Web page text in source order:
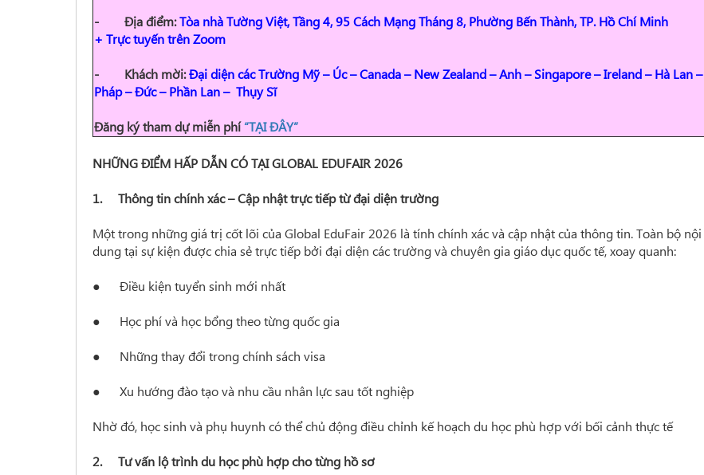
- Địa điểm:Tòa nhà Tường Việt, Tầng 4, 95 Cách Mạng Tháng 8, Phường Bến Thành, TP. Hồ Chí Minh
+Trực tuyến trên Zoom
- Khách mời:Đại diện các Trường Mỹ – Úc – Canada – New Zealand – Anh – Singapore – Ireland – Hà Lan –
Pháp – Đức – Phần Lan – Thụy Sĩ
Đăng ký tham dự miễn phí“TẠI ĐÂY”
NHỮNG ĐIỂM HẤP DẪN CÓ TẠI GLOBAL EDUFAIR 2026
1. Thông tin chính xác – Cập nhật trực tiếp từ đại diện trường
Một trong những giá trị cốt lõi của Global EduFair 2026 là tính chính xác và cập nhật của thông tin. Toàn bộ nội
dung tại sự kiện được chia sẻ trực tiếp bởi đại diện các trường và chuyên gia giáo dục quốc tế, xoay quanh:
● Điều kiện tuyển sinh mới nhất
● Học phí và học bổng theo từng quốc gia
● Những thay đổi trong chính sách visa
● Xu hướng đào tạo và nhu cầu nhân lực sau tốt nghiệp
Nhờ đó, học sinh và phụ huynh có thể chủ động điều chỉnh kế hoạch du học phù hợp với bối cảnh thực tế
2. Tư vấn lộ trình du học phù hợp cho từng hồ sơ